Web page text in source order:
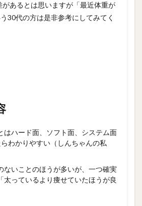
あるとは思いますが「最近体重が
30代の方は是非参考にしてみてく
はハード面、ソフト面、システム面
わかりやすい（しんちゃんの私
ないことのほうが多いが、一つ確実
太っているより痩せていたほうが良